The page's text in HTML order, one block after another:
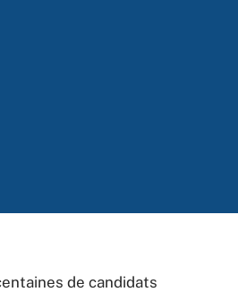
de candidats